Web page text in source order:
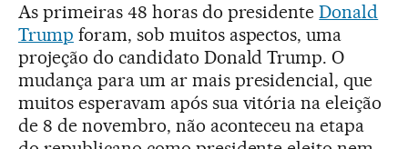
As primeiras 48 horas do presidenteDonald
Trump foram, sob muitos aspectos, uma
projeção do candidato Donald Trump. O
mudança para um ar mais presidencial, que
muitos esperavam após sua vitória na eleição
de 8 de novembro, não aconteceu na etapa